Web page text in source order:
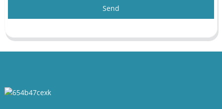
Send